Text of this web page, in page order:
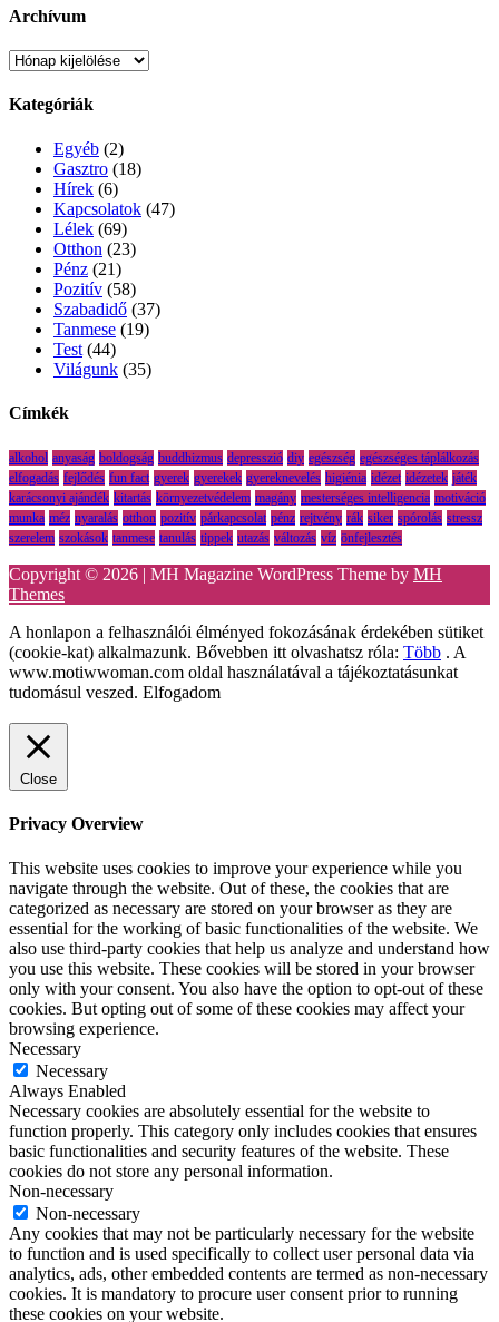
Archívum
Archívum
Kategóriák
Egyéb (2)
Gasztro (18)
Hírek (6)
Kapcsolatok (47)
Lélek (69)
Otthon (23)
Pénz (21)
Pozitív (58)
Szabadidő (37)
Tanmese (19)
Test (44)
Világunk (35)
Címkék
alkohol anyaság boldogság buddhizmus depresszió diy egészség egészséges táplálkozás
elfogadás fejlődés fun fact gyerek gyerekek gyereknevelés higiénia idézet idézetek játék
karácsonyi ajándék kitartás környezetvédelem magány mesterséges intelligencia motiváció
munka méz nyaralás otthon pozitív párkapcsolat pénz rejtvény rák siker spórolás stressz
szerelem szokások tanmese tanulás tippek utazás változás víz önfejlesztés
Copyright © 2026 | MH Magazine WordPress Theme by MH
Themes
A honlapon a felhasználói élményed fokozásának érdekében sütiket
(cookie-kat) alkalmazunk. Bővebben itt olvashatsz róla: Több . A
www.motiwwoman.com oldal használatával a tájékoztatásunkat
tudomásul veszed. Elfogadom
Close
Privacy Overview
This website uses cookies to improve your experience while you
navigate through the website. Out of these, the cookies that are
categorized as necessary are stored on your browser as they are
essential for the working of basic functionalities of the website. We
also use third-party cookies that help us analyze and understand how
you use this website. These cookies will be stored in your browser
only with your consent. You also have the option to opt-out of these
cookies. But opting out of some of these cookies may affect your
browsing experience.
Necessary
Necessary
Always Enabled
Necessary cookies are absolutely essential for the website to
function properly. This category only includes cookies that ensures
basic functionalities and security features of the website. These
cookies do not store any personal information.
Non-necessary
Non-necessary
Any cookies that may not be particularly necessary for the website
to function and is used specifically to collect user personal data via
analytics, ads, other embedded contents are termed as non-necessary
cookies. It is mandatory to procure user consent prior to running
these cookies on your website.